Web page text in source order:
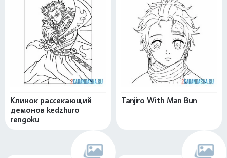
Клинок рассекающий
демонов kedzhuro
rengoku
Tanjiro With Man Bun